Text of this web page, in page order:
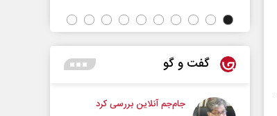
گفت و گو
جام‌جم آنلاین بررسی کرد